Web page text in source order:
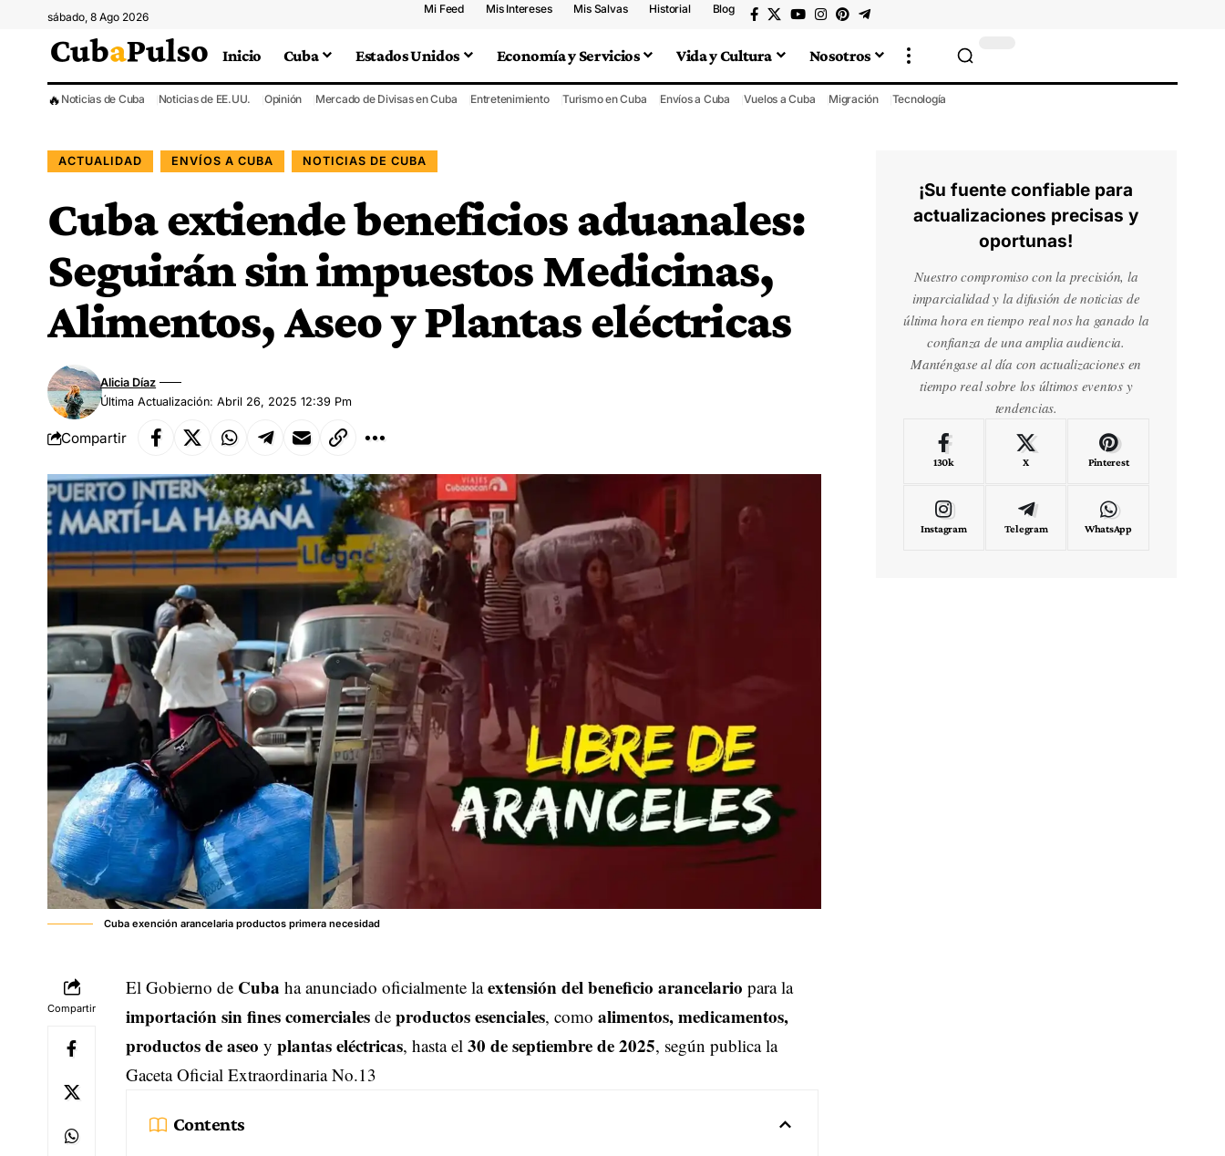
sábado, 8 Ago 2026
Mi Feed Mis Intereses Mis Salvas Historial Blog
Inicio Cuba Estados Unidos Economía y Servicios Vida y Cultura Nosotros
🔥 Noticias de Cuba Noticias de EE.UU. Opinión Mercado de Divisas en Cuba Entretenimiento Turismo en Cuba Envíos a Cuba Vuelos a Cuba Migración Tecnología
ACTUALIDAD ENVÍOS A CUBA NOTICIAS DE CUBA
Cuba extiende beneficios aduanales:
Seguirán sin impuestos Medicinas,
Alimentos, Aseo y Plantas eléctricas
Última Actualización: Abril 26, 2025 12:39 Pm
Alicia Díaz
Compartir
Cuba exención arancelaria productos primera necesidad
Compartir
El Gobierno de Cuba ha anunciado oficialmente laextensión del beneficio arancelario para la
importación sin fines comercialesde productos esenciales, como alimentos, medicamentos,
productos de aseo y plantas eléctricas, hasta el 30 de septiembre de 2025, según publica la
Gaceta Oficial Extraordinaria No.13
Contents
¡Su fuente confiable para
actualizaciones precisas y
oportunas!
Nuestro compromiso con la precisión, la
imparcialidad y la difusión de noticias de
última hora en tiempo real nos ha ganado la
confianza de una amplia audiencia.
Manténgase al día con actualizaciones en
tiempo real sobre los últimos eventos y
tendencias.
130k X Pinterest
Instagram Telegram WhatsApp